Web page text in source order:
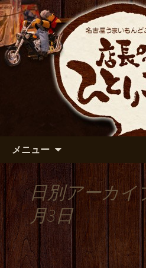
名古屋市伏見の
ひとりごと】の
出張や観光に名古
す
メニュー
日別アーカイ
月3日